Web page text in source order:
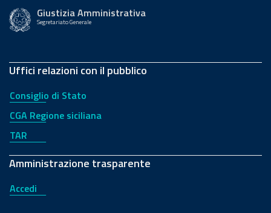
Giustizia Amministrativa
Segretariato Generale
Uffici relazioni con il pubblico
Consiglio di Stato
CGA Regione siciliana
TAR
Amministrazione trasparente
Accedi